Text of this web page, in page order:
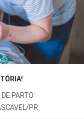
PARTO
PR